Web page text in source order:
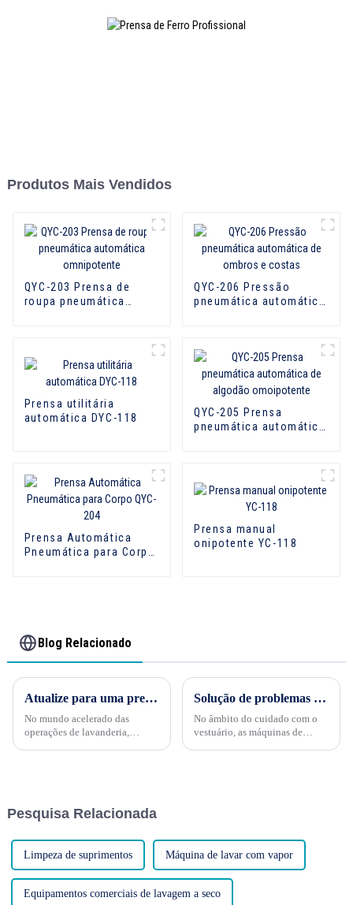
Produtos Mais Vendidos
QYC-203 Prensa de
roupa pneumática
QYC-206 Pressão
pneumática automática
Prensa utilitária
automática DYC-118
QYC-205 Prensa
pneumática automática
Prensa Automática
Pneumática para Corpo
Prensa manual
onipotente YC-118
Blog Relacionado
Atualize para uma prensa de roupa pneumática automática
No mundo acelerado das
operações de lavanderia,
para roupas. ...
Solução de problemas comuns em máquinas de acabamento de formulários: mantendo o desempenho ideal
No âmbito do cuidado com o
vestuário, as máquinas de
acabamento de formas mais
robustas...
Pesquisa Relacionada
Limpeza de suprimentos Máquina de lavar com vapor
Equipamentos comerciais de lavagem a seco